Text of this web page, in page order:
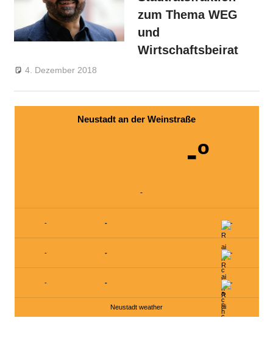
zum Thema WEG
und
Wirtschaftsbeirat
4. Dezember 2018
Neustadt an der Weinstraße
-º
-
- - -
- - -
- - -
Neustadt weather